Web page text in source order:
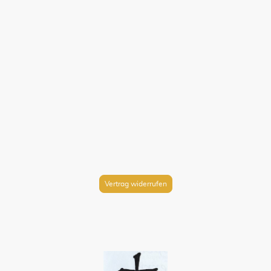
Vertrag widerrufen